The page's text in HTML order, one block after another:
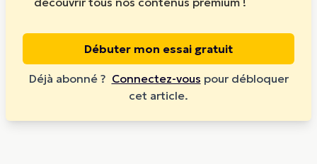
Débuter mon essai gratuit
Déjà abonné ? Connectez-vous pour débloquer
cet article.